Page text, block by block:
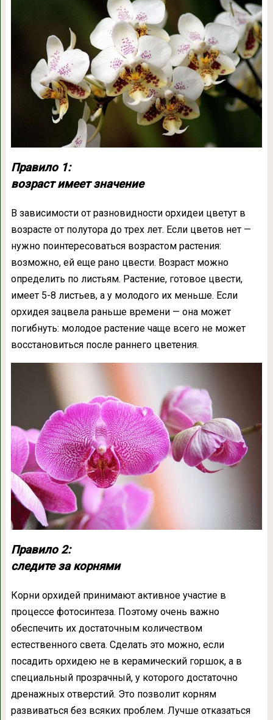
Правило 1:
возраст имеет значение
В зависимости от разновидности орхидеи цветут в
возрасте от полутора до трех лет. Если цветов нет —
нужно поинтересоваться возрастом растения:
возможно, ей еще рано цвести. Возраст можно
определить по листьям. Растение, готовое цвести,
имеет 5-8 листьев, а у молодого их меньше. Если
орхидея зацвела раньше времени — она может
погибнуть: молодое растение чаще всего не может
восстановиться после раннего цветения.
Правило 2:
следите за корнями
Корни орхидей принимают активное участие в
процессе фотосинтеза. Поэтому очень важно
обеспечить их достаточным количеством
естественного света. Сделать это можно, если
посадить орхидею не в керамический горшок, а в
специальный прозрачный, у которого достаточно
дренажных отверстий. Это позволит корням
развиваться без всяких проблем. Лучше отказаться